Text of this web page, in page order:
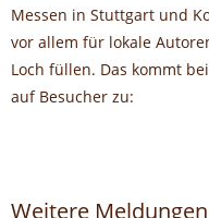
Messen in Stuttgart und
vor allem für lokale
Loch füllen. Das kommt
auf Besucher zu:
Weitere Meldungen